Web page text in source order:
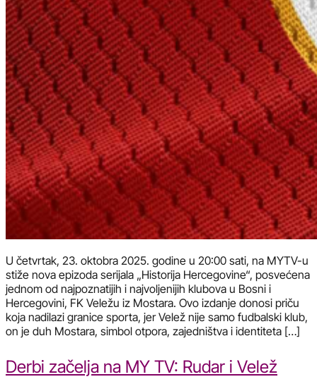
U četvrtak, 23. oktobra 2025. godine u 20:00 sati, na MYTV-u
stiže nova epizoda serijala „Historija Hercegovine“, posvećena
jednom od najpoznatijih i najvoljenijih klubova u Bosni i
Hercegovini, FK Veležu iz Mostara. Ovo izdanje donosi priču
koja nadilazi granice sporta, jer Velež nije samo fudbalski klub,
on je duh Mostara, simbol otpora, zajedništva i identiteta […]
Derbi začelja na MY TV: Rudar i Velež